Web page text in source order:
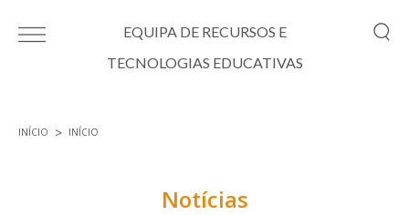
EQUIPA DE RECURSOS E
TECNOLOGIAS EDUCATIVAS
INÍCIO INÍCIO
Notícias